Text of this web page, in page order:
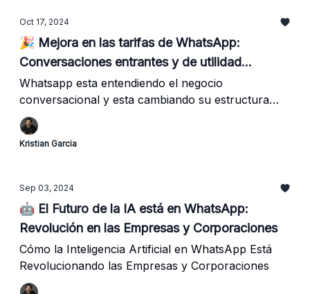
Oct 17, 2024
🎉 Mejora en las tarifas de WhatsApp:
Conversaciones entrantes y de utilidad
gratuitas
Whatsapp esta entendiendo el negocio
conversacional y esta cambiando su estructura
comercial.
Kristian Garcia
Sep 03, 2024
🤖 El Futuro de la IA está en WhatsApp:
Revolución en las Empresas y Corporaciones
Cómo la Inteligencia Artificial en WhatsApp Está
Revolucionando las Empresas y Corporaciones